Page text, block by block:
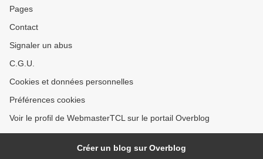
Pages
Contact
Signaler un abus
C.G.U.
Cookies et données personnelles
Préférences cookies
Voir le profil de WebmasterTCL sur le portail Overblog
Créer un blog sur Overblog